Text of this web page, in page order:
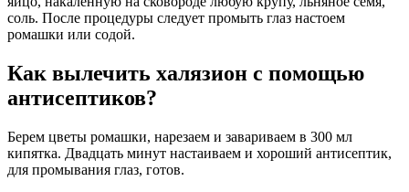
соль. После процедуры следует промыть глаз настоем
ромашки или содой.
Как вылечить халязион с помощью
антисептиков?
Берем цветы ромашки, нарезаем и завариваем в 300 мл
кипятка. Двадцать минут настаиваем и хороший антисептик,
для промывания глаз, готов.